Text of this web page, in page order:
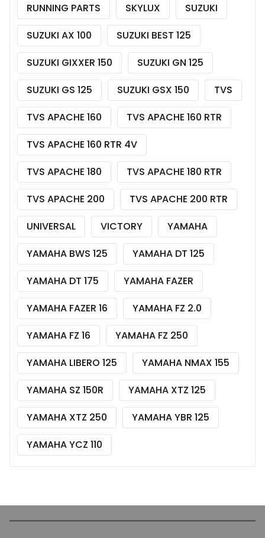
RUNNING PARTS
SKYLUX
SUZUKI
SUZUKI AX 100
SUZUKI BEST 125
SUZUKI GIXXER 150
SUZUKI GN 125
SUZUKI GS 125
SUZUKI GSX 150
TVS
TVS APACHE 160
TVS APACHE 160 RTR
TVS APACHE 160 RTR 4V
TVS APACHE 180
TVS APACHE 180 RTR
TVS APACHE 200
TVS APACHE 200 RTR
UNIVERSAL
VICTORY
YAMAHA
YAMAHA BWS 125
YAMAHA DT 125
YAMAHA DT 175
YAMAHA FAZER
YAMAHA FAZER 16
YAMAHA FZ 2.0
YAMAHA FZ 16
YAMAHA FZ 250
YAMAHA LIBERO 125
YAMAHA NMAX 155
YAMAHA SZ 150R
YAMAHA XTZ 125
YAMAHA XTZ 250
YAMAHA YBR 125
YAMAHA YCZ 110